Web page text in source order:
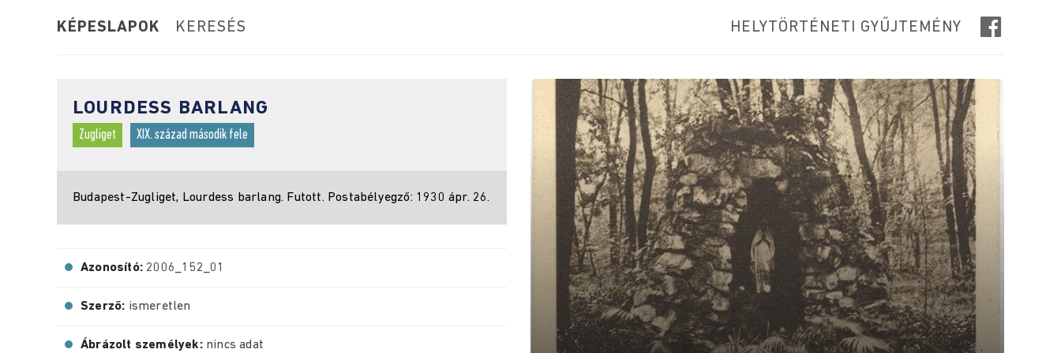
KÉPESLAPOK KERESÉS HELYTÖRTÉNETI GYŰJTEMÉNY
LOURDESS BARLANG
Zugliget XIX. század második fele
Budapest-Zugliget, Lourdess barlang. Futott. Postabélyegző: 1930 ápr. 26.
Azonosító: 2006_152_01
Szerző: ismeretlen
Ábrázolt személyek: nincs adat